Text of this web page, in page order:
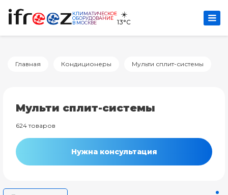
КЛИМАТИЧЕСКОЕ
ОБОРУДОВАНИЕ
В МОСКВЕ
☀️
13°C
Главная Кондиционеры Мульти сплит-системы
Мульти сплит-системы
624 товаров
Нужна консультация